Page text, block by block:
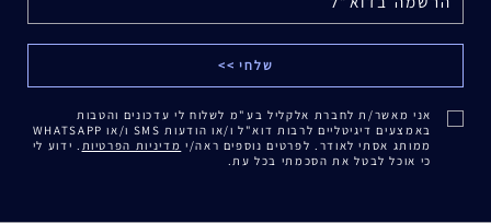
אני מאשר/ת לחברת אלקליל בע"מ לשלוח לי עדכונים והטבות
באמצעים דיגיטליים לרבות דוא"ל ו/או הודעות SMS ו/או WHATSAPP
ממותג אסתי לאודר. לפרטים נוספים ראה/י מדיניות הפרטיות
. ידוע לי
כי אוכל לבטל את הסכמתי בכל עת.